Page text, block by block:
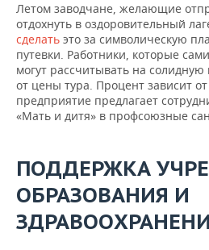
Летом заводчане, желающие
отдохнуть в оздоровительный
сделать это за символическую
путевки. Работники, которые
могут рассчитывать на
от цены тура. Процент зависит
предприятие предлагает
«Мать и дитя» в профсоюзные
ПОДДЕРЖКА
ОБРАЗОВАНИЯ И